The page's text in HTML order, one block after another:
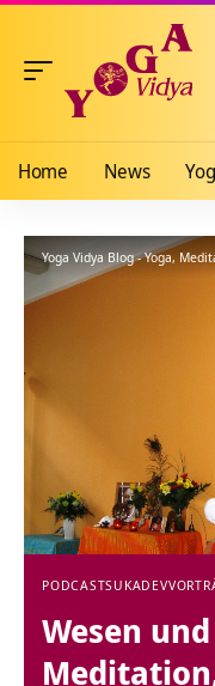
Home News
Yoga Vidya Blog - Yoga,
PODCASTSUKADEV
Wesen